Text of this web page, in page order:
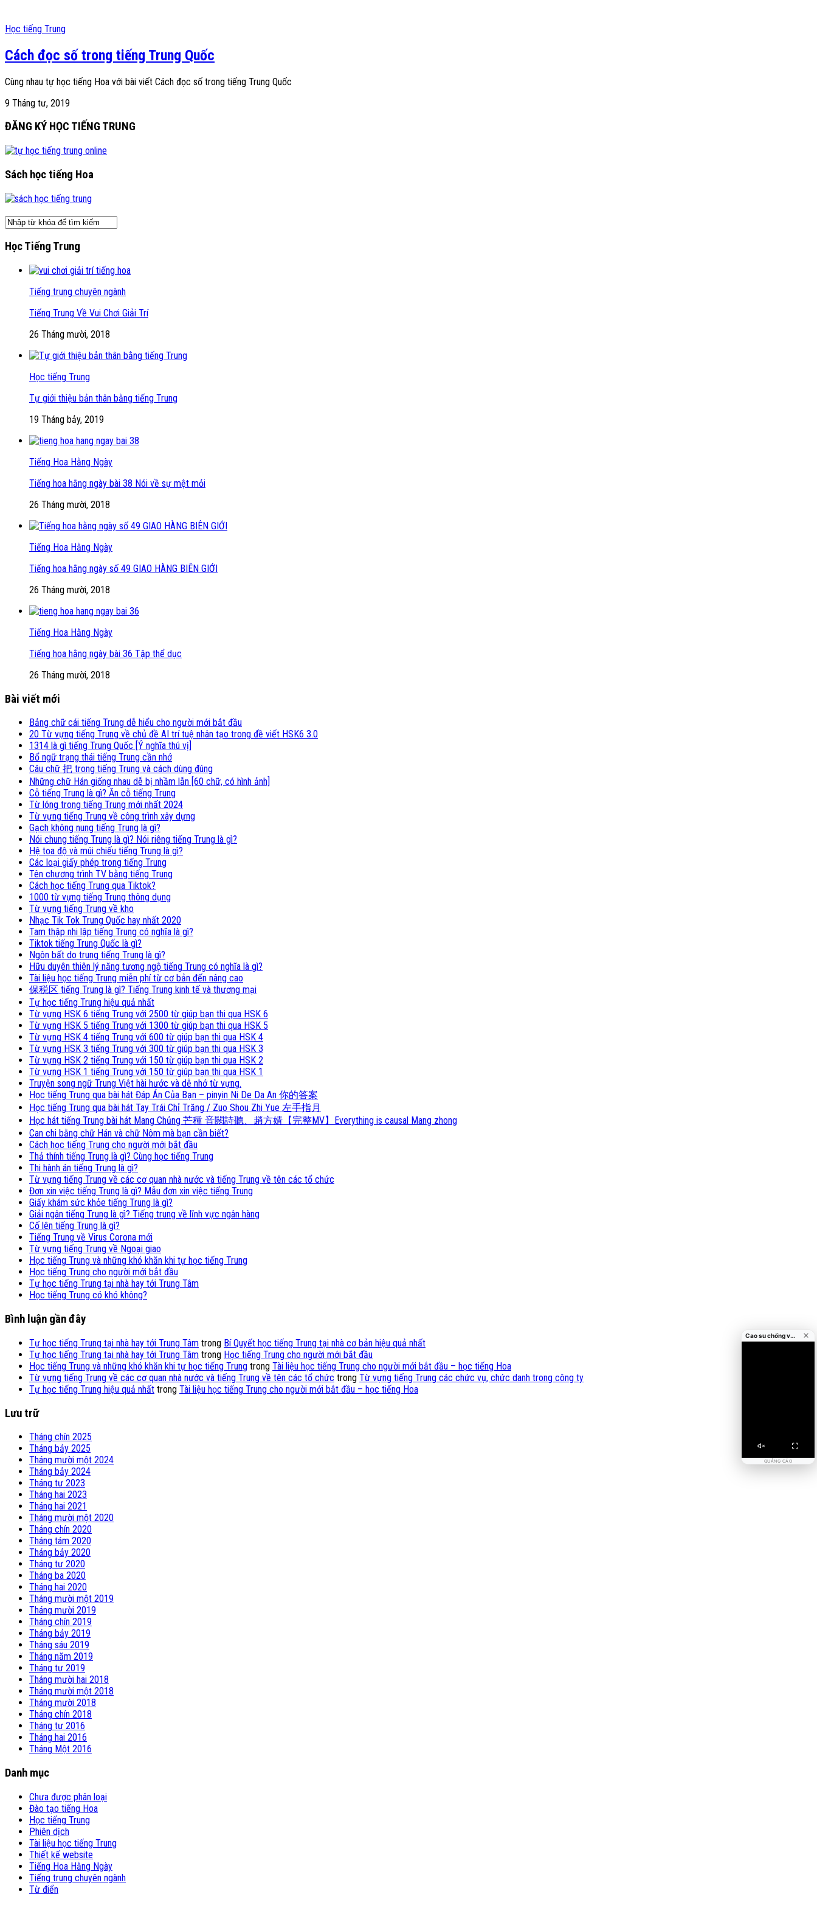
Học tiếng Trung
Cách đọc số trong tiếng Trung Quốc
Cùng nhau tự học tiếng Hoa với bài viết Cách đọc số trong tiếng Trung Quốc
9 Tháng tư, 2019
ĐĂNG KÝ HỌC TIẾNG TRUNG
Sách học tiếng Hoa
Học Tiếng Trung
Tiếng trung chuyên ngành
Tiếng Trung Về Vui Chơi Giải Trí
26 Tháng mười, 2018
Học tiếng Trung
Tự giới thiệu bản thân bằng tiếng Trung
19 Tháng bảy, 2019
Tiếng Hoa Hằng Ngày
Tiếng hoa hằng ngày bài 38 Nói về sự mệt mỏi
26 Tháng mười, 2018
Tiếng Hoa Hằng Ngày
Tiếng hoa hằng ngày số 49 GIAO HÀNG BIÊN GIỚI
26 Tháng mười, 2018
Tiếng Hoa Hằng Ngày
Tiếng hoa hằng ngày bài 36 Tập thể dục
26 Tháng mười, 2018
Bài viết mới
Bảng chữ cái tiếng Trung dễ hiểu cho người mới bắt đầu
20 Từ vựng tiếng Trung về chủ đề AI trí tuệ nhân tạo trong đề viết HSK6 3.0
1314 là gì tiếng Trung Quốc [Ý nghĩa thú vị]
Bổ ngữ trạng thái tiếng Trung cần nhớ
Câu chữ 把 trong tiếng Trung và cách dùng đúng
Những chữ Hán giống nhau dễ bị nhầm lẫn [60 chữ, có hình ảnh]
Cỗ tiếng Trung là gì? Ăn cỗ tiếng Trung
Từ lóng trong tiếng Trung mới nhất 2024
Từ vựng tiếng Trung về công trình xây dựng
Gạch không nung tiếng Trung là gì?
Nói chung tiếng Trung là gì? Nói riêng tiếng Trung là gì?
Hệ tọa độ và múi chiếu tiếng Trung là gì?
Các loại giấy phép trong tiếng Trung
Tên chương trình TV bằng tiếng Trung
Cách học tiếng Trung qua Tiktok?
1000 từ vựng tiếng Trung thông dụng
Từ vựng tiếng Trung về kho
Nhạc Tik Tok Trung Quốc hay nhất 2020
Tam thập nhi lập tiếng Trung có nghĩa là gì?
Tiktok tiếng Trung Quốc là gì?
Ngôn bất do trung tiếng Trung là gì?
Hữu duyên thiên lý năng tương ngộ tiếng Trung có nghĩa là gì?
Tài liệu học tiếng Trung miễn phí từ cơ bản đến nâng cao
保税区 tiếng Trung là gì? Tiếng Trung kinh tế và thương mại
Tự học tiếng Trung hiệu quả nhất
Từ vựng HSK 6 tiếng Trung với 2500 từ giúp bạn thi qua HSK 6
Từ vựng HSK 5 tiếng Trung với 1300 từ giúp bạn thi qua HSK 5
Từ vựng HSK 4 tiếng Trung với 600 từ giúp bạn thi qua HSK 4
Từ vựng HSK 3 tiếng Trung với 300 từ giúp bạn thi qua HSK 3
Từ vựng HSK 2 tiếng Trung với 150 từ giúp bạn thi qua HSK 2
Từ vựng HSK 1 tiếng Trung với 150 từ giúp bạn thi qua HSK 1
Truyện song ngữ Trung Việt hài hước và dễ nhớ từ vựng.
Học tiếng Trung qua bài hát Đáp Án Của Bạn – pinyin Ni De Da An 你的答案
Học tiếng Trung qua bài hát Tay Trái Chỉ Trăng / Zuo Shou Zhi Yue 左手指月
Học hát tiếng Trung bài hát Mang Chủng 芒種 音闕詩聽、趙方婧【完整MV】Everything is causal Mang zhong
Can chi bằng chữ Hán và chữ Nôm mà bạn cần biết?
Cách học tiếng Trung cho người mới bắt đầu
Thả thính tiếng Trung là gì? Cùng học tiếng Trung
Thi hành án tiếng Trung là gì?
Từ vựng tiếng Trung về các cơ quan nhà nước và tiếng Trung về tên các tổ chức
Đơn xin việc tiếng Trung là gì? Mẫu đơn xin việc tiếng Trung
Giấy khám sức khỏe tiếng Trung là gì?
Giải ngân tiếng Trung là gì? Tiếng trung về lĩnh vực ngân hàng
Cố lên tiếng Trung là gì?
Tiếng Trung về Virus Corona mới
Từ vựng tiếng Trung về Ngoại giao
Học tiếng Trung và những khó khăn khi tự học tiếng Trung
Học tiếng Trung cho người mới bắt đầu
Tự học tiếng Trung tại nhà hay tới Trung Tâm
Học tiếng Trung có khó không?
Bình luận gần đây
Tự học tiếng Trung tại nhà hay tới Trung Tâm trong Bí Quyết học tiếng Trung tại nhà cơ bản hiệu quả nhất
Tự học tiếng Trung tại nhà hay tới Trung Tâm trong Học tiếng Trung cho người mới bắt đầu
Học tiếng Trung và những khó khăn khi tự học tiếng Trung trong Tài liệu học tiếng Trung cho người mới bắt đầu – học tiếng Hoa
Từ vựng tiếng Trung về các cơ quan nhà nước và tiếng Trung về tên các tổ chức trong Từ vựng tiếng Trung các chức vụ, chức danh trong công ty
Tự học tiếng Trung hiệu quả nhất trong Tài liệu học tiếng Trung cho người mới bắt đầu – học tiếng Hoa
Lưu trữ
Tháng chín 2025
Tháng bảy 2025
Tháng mười một 2024
Tháng bảy 2024
Tháng tư 2023
Tháng hai 2023
Tháng hai 2021
Tháng mười một 2020
Tháng chín 2020
Tháng tám 2020
Tháng bảy 2020
Tháng tư 2020
Tháng ba 2020
Tháng hai 2020
Tháng mười một 2019
Tháng mười 2019
Tháng chín 2019
Tháng bảy 2019
Tháng sáu 2019
Tháng năm 2019
Tháng tư 2019
Tháng mười hai 2018
Tháng mười một 2018
Tháng mười 2018
Tháng chín 2018
Tháng tư 2016
Tháng hai 2016
Tháng Một 2016
Danh mục
Chưa được phân loại
Đào tạo tiếng Hoa
Học tiếng Trung
Phiên dịch
Tài liệu học tiếng Trung
Thiết kế website
Tiếng Hoa Hằng Ngày
Tiếng trung chuyên ngành
Từ điển
Cao su chống va đập cửa
QUẢNG CÁO